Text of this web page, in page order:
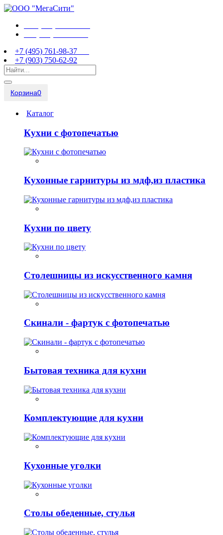
+7 (495) 761-98-37
+7 (903) 750-62-92
Корзина0
Каталог
Кухни с фотопечатью
Кухонные гарнитуры из мдф,из пластика
Кухни по цвету
Столешницы из искусственного камня
Скинали - фартук с фотопечатью
Бытовая техника для кухни
Комплектующие для кухни
Кухонные уголки
Столы обеденные, стулья